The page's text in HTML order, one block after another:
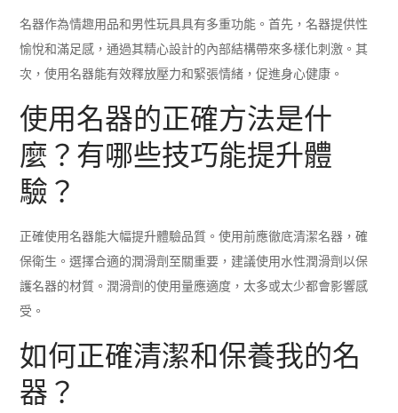
名器作為情趣用品和男性玩具具有多重功能。首先，名器提供性
愉悅和滿足感，通過其精心設計的內部結構帶來多樣化刺激。其
次，使用名器能有效釋放壓力和緊張情緒，促進身心健康。
使用名器的正確方法是什
麼？有哪些技巧能提升體
驗？
正確使用名器能大幅提升體驗品質。使用前應徹底清潔名器，確
保衛生。選擇合適的潤滑劑至關重要，建議使用水性潤滑劑以保
護名器的材質。潤滑劑的使用量應適度，太多或太少都會影響感
受。
如何正確清潔和保養我的名
器？